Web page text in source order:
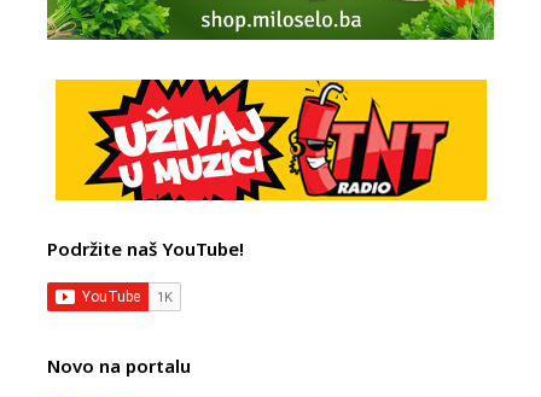
Podržite naš YouTube!
Novo na portalu